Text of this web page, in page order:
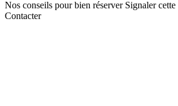
Nos conseils pour bien réserver Signaler
Contacter